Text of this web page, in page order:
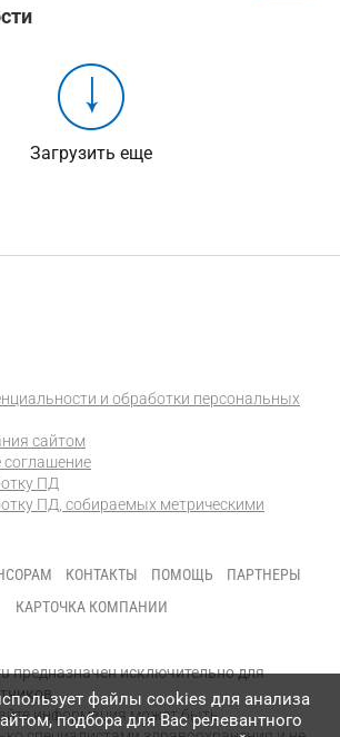
Загрузить еще
и обработки персональных
сайтом
соглашение
ПД
ПД, собираемых метрическими
КОНТАКТЫ ПОМОЩЬ
ПАРТНЕРЫ
КАРТОЧКА КОМПАНИИ
предназначен исключительно для
информация может быть
файлы сookies для анализа
подбора для Вас релевантного